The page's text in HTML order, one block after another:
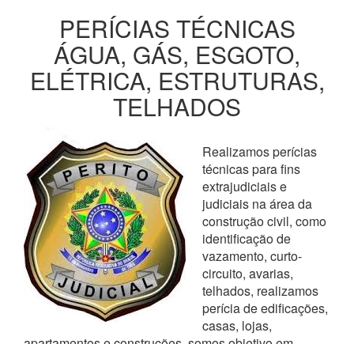
PERÍCIAS TÉCNICAS
ÁGUA, GÁS, ESGOTO,
ELÉTRICA, ESTRUTURAS,
TELHADOS
Realizamos perícias
técnicas para fins
extrajudiciais e
judiciais na área da
construção civil, como
identificação de
vazamento, curto-
circuito, avarias,
telhados, realizamos
perícia de edificações,
casas, lojas,